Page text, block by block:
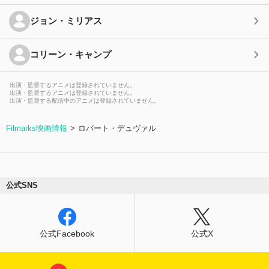
ジョン・ミリアス
コリーン・キャンプ
出演・監督するアニメは登録されていません。
出演・監督するアニメは登録されていません。
出演・監督する配信中のアニメは登録されていません。
Filmarks映画情報 ロバート・デュヴァル
公式SNS
公式Facebook 公式X